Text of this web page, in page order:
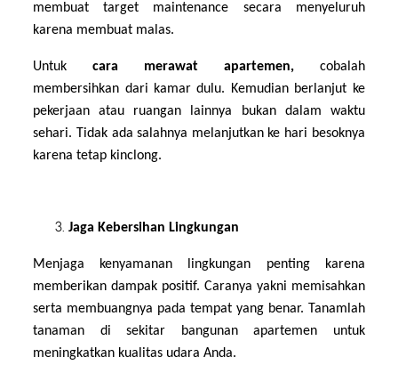
membuat target maintenance secara menyeluruh
karena membuat malas.
Untukcara merawat apartemen, cobalah
membersihkan dari kamar dulu. Kemudian berlanjut ke
pekerjaan atau ruangan lainnya bukan dalam waktu
sehari. Tidak ada salahnya melanjutkan ke hari besoknya
karena tetap kinclong.
Jaga Kebersihan Lingkungan
Menjaga kenyamanan lingkungan penting karena
memberikan dampak positif. Caranya yakni memisahkan
serta membuangnya pada tempat yang benar. Tanamlah
tanaman di sekitar bangunan apartemen untuk
meningkatkan kualitas udara Anda.